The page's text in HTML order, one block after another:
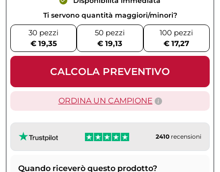
Ti servono quantità maggiori/minori?
30 pezzi
€ 19,35
50 pezzi
€ 19,13
100 pezzi
€ 17,27
CALCOLA PREVENTIVO
ORDINA UN CAMPIONE
2410 recensioni
Quando riceverò questo prodotto?